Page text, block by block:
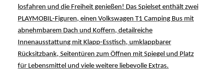
losfahren und die Freiheit genießen! Das Spielset enthält zwei
PLAYMOBIL-Figuren, einen Volkswagen T1 Camping Bus mit
abnehmbarem Dach und Koffern, detailreiche
Innenausstattung mit Klapp-Esstisch, umklappbarer
Rücksitzbank, Seitentüren zum Öffnen mit Spiegel und Platz
für Lebensmittel und viele weitere liebevolle Extras.